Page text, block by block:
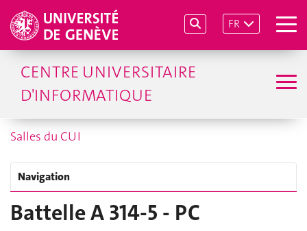
FR
CENTRE UNIVERSITAIRE
D'INFORMATIQUE
Salles du CUI
Navigation
Battelle A 314-5 - PC